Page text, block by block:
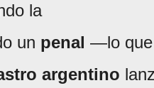
la
un penal —lo que
argentino